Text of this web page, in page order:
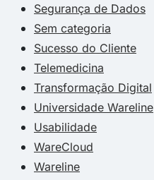
Segurança de Dados
Sem categoria
Sucesso do Cliente
Telemedicina
Transformação Digital
Universidade Wareline
Usabilidade
WareCloud
Wareline